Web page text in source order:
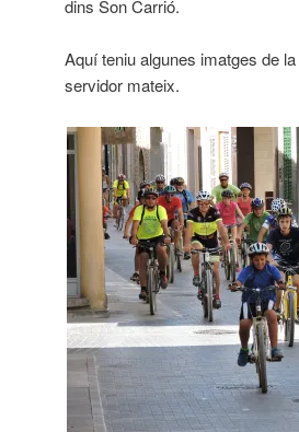
dins Son Carrió.
Aquí teniu algunes imatges de
servidor mateix.